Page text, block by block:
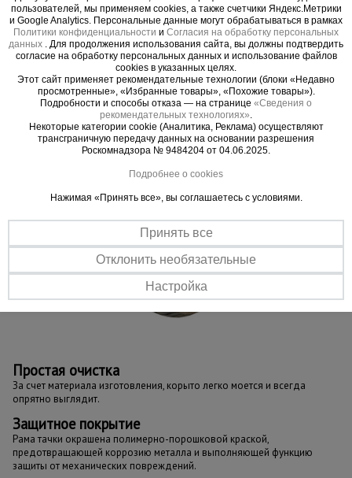
по плотному грунту или дороге.
Комфортное управление
Накладки на рукояти выполнены из пластика: не режут пальцы при
большой нагрузке и не выскальзывают во время передвижения с
Простая очистка
За счет материала изготовления, корыто легко моется и всегда
опрятно выглядит.
Защитное покрытие
Рама тачки окрашена полимерно-порошковой краской,
предотвращающей коррозию металла и выполняющей функцию
защиты от механических повреждений.
пользователей, мы применяем cookies, а также счетчики Яндекс.Метрики
и Google Analytics. Персональные данные могут обрабатываться в рамках
Политики конфиденциальности и Согласия на обработку персональных
данных . Для продолжения использования сайта, вы должны подтвердить
согласие на обработку персональных данных и использование файлов
cookies в указанных целях.
Этот сайт применяет рекомендательные технологии (блоки «Недавно
просмотренные», «Избранные товары», «Похожие товары»).
Подробности и способы отказа — на странице «Сведения о
рекомендательных технологиях».
Некоторые категории cookie (Аналитика, Реклама) осуществляют
трансграничную передачу данных на основании разрешения
Роскомнадзора № 9484204 от 04.06.2025.
Подробнее о cookies
Нажимая «Принять все», вы соглашаетесь с условиями.
Принять все
Отклонить необязательные
Настройка